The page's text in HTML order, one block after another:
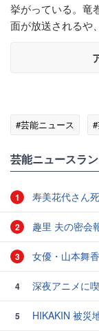
挙がっている。竜
面が放送されるや
#芸能ニュース
芸能ニュースラ
1 寿美花代さん
2 趣里 夫の密会
3 女優・山本舞
4 深夜アニメに
5
HIKAKIN 被災